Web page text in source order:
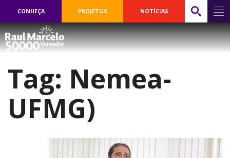
CONHEÇA PROJETOS NOTÍCIAS
Tag: Nemea-
UFMG)